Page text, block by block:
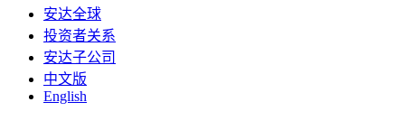
安达全球
投资者关系
安达子公司
中文版
English